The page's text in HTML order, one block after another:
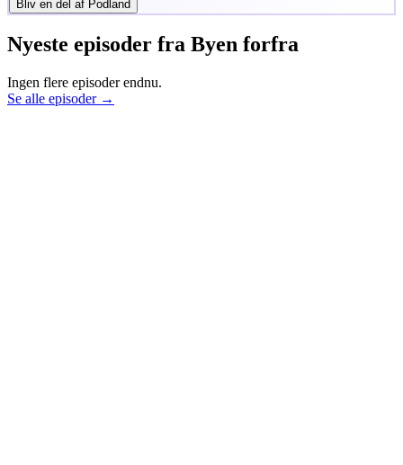
Bliv en del af Podland
Nyeste episoder fra Byen forfra
Ingen flere episoder endnu.
Se alle episoder →